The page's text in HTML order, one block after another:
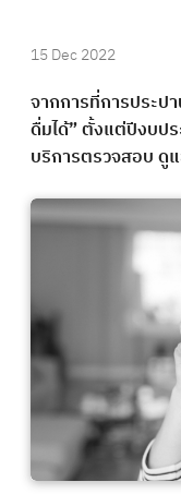
15 Dec 2022
จากการที่การประป
ดื่มได้” ตั้งแต่ปีงบป
บริการตรวจสอบ ดู